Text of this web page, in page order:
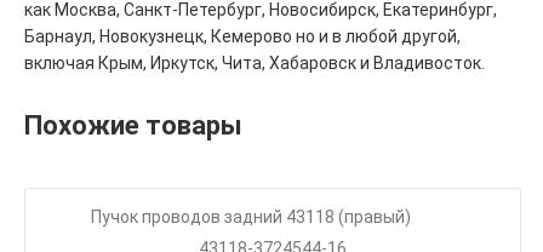
как Москва, Санкт-Петербург, Новосибирск, Екатеринбург,
Барнаул, Новокузнецк, Кемерово но и в любой другой,
включая Крым, Иркутск, Чита, Хабаровск и Владивосток.
Похожие товары
Пучок проводов задний 43118 (правый)